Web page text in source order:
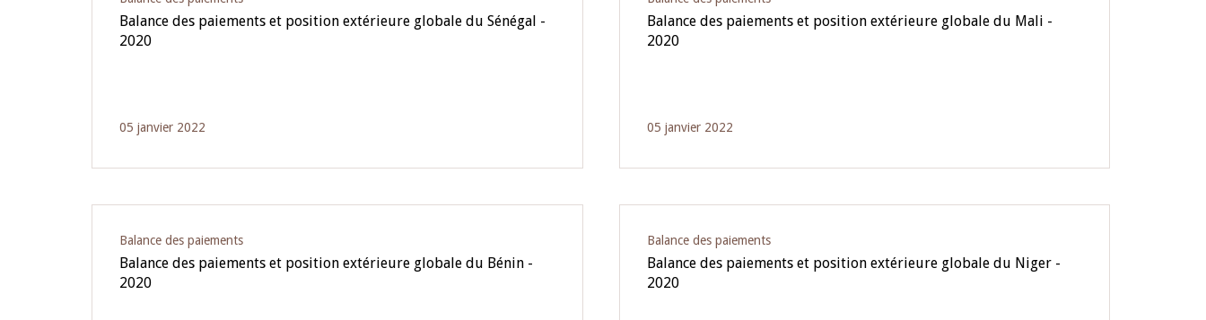
Balance des paiements et position extérieure globale du Sénégal -
2020
05 janvier 2022
Balance des paiements et position extérieure globale du Mali -
2020
05 janvier 2022
Balance des paiements
Balance des paiements et position extérieure globale du Bénin -
2020
Balance des paiements
Balance des paiements et position extérieure globale du Niger -
2020